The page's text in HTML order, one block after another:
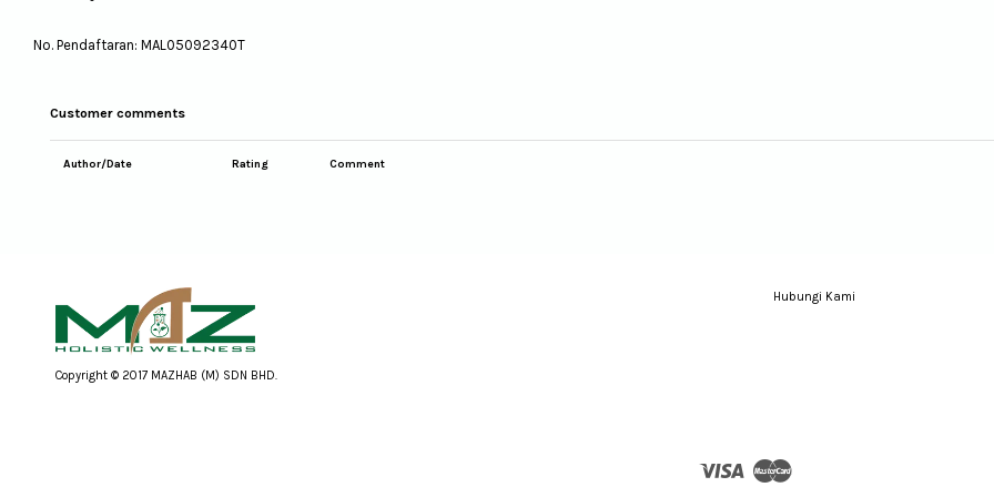
No. Pendaftaran: MAL05092340T
Customer comments
Author/Date Rating Comment
Copyright © 2017 MAZHAB (M) SDN BHD.
Hubungi Kami
Visa